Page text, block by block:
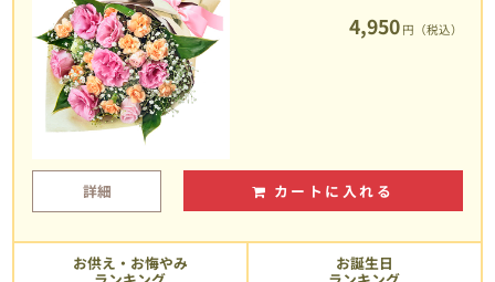
4,950 円（税込）
詳細 カートに入れる
お供え・お悔やみ お誕生日